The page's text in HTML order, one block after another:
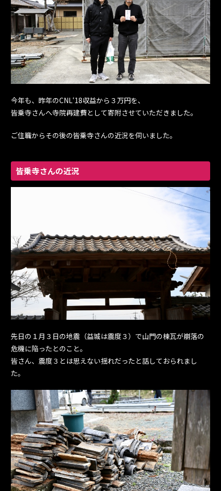
今年も、昨年のCNL‘18収益から３万円を、
皆乗寺さんへ寺院再建費として寄附させていただきました。
ご住職からその後の皆乗寺さんの近況を伺いました。
皆乗寺さんの近況
先日の１月３日の地震（益城は震度３）で山門の棟瓦が崩落の
危機に陥ったとのこと。
皆さん、震度３とは思えない揺れだったと話しておられまし
た。